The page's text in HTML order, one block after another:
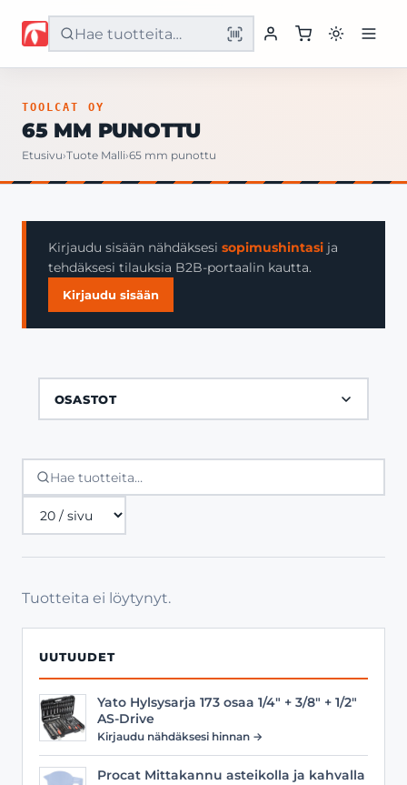
Etusivu
Yritys
Yhteystiedot
TOOLCAT OY
65 MM PUNOTTU
Etusivu›Tuote Malli›65 mm punottu
Kirjaudu sisään nähdäksesi sopimushintasi ja
tehdäksesi tilauksia B2B-portaalin kautta.
Kirjaudu sisään
OSASTOT
UUTUUDET
Yato Hylsysarja 173 osaa 1/4" + 3/8" + 1/2"
AS-Drive
Kirjaudu nähdäksesi hinnan →
Procat Mittakannu asteikolla ja kahvalla
Tuotteita
sivulla
Tuotteita ei löytynyt.